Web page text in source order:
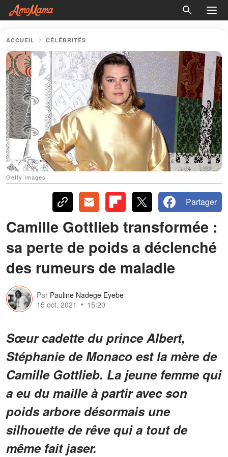
ACCUEIL CÉLÉBRITÉS
Getty Images
Partager
Camille Gottlieb transformée :
sa perte de poids a déclenché
des rumeurs de maladie
Par Pauline Nadege Eyebe
15 oct. 2021
15:20
Sœur cadette du prince Albert,
Stéphanie de Monaco est la mère de
Camille Gottlieb. La jeune femme qui
a eu du maille à partir avec son
poids arbore désormais une
silhouette de rêve qui a tout de
même fait jaser.